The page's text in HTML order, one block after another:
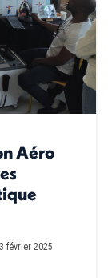
Aéro
février 2025